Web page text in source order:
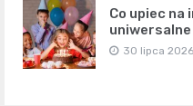
Co upiec na
30 lipca 2026